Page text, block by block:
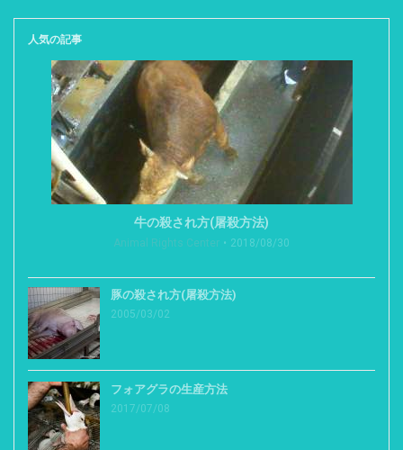
人気の記事
牛の殺され方(屠殺方法)
Animal Rights Center 2018/08/30
豚の殺され方(屠殺方法)
2005/03/02
フォアグラの生産方法
2017/07/08